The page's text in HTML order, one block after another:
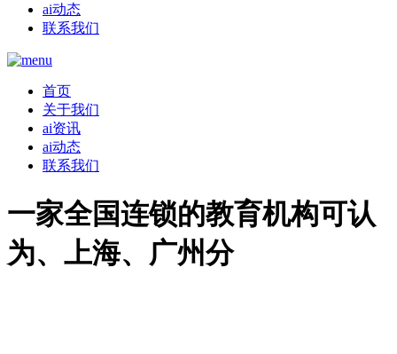
ai动态
联系我们
首页
关于我们
ai资讯
ai动态
联系我们
一家全国连锁的教育机构可认
为、上海、广州分